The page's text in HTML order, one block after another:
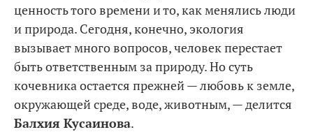
ценность того времени и то, как менялись люди
и природа. Сегодня, конечно, экология
вызывает много вопросов, человек перестает
быть ответственным за природу. Но суть
кочевника остается прежней — любовь к земле,
окружающей среде, воде, животным, — делится
Балхия Кусаинова.